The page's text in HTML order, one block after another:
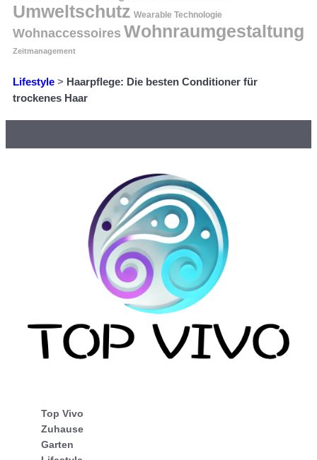
Umweltschutz Wearable Technologie
Wohnaccessoires Wohnraumgestaltung
Zeitmanagement
Lifestyle > Haarpflege: Die besten Conditioner für
trockenes Haar
Top Vivo
Zuhause
Garten